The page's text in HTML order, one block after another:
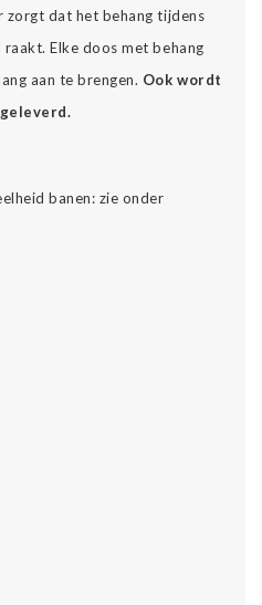
dat het behang tijdens
Elke doos met behang
aan te brengen. Ook wordt
banen: zie onder